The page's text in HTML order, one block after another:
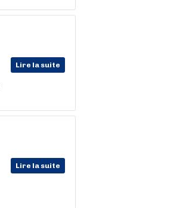
Lire la suite
Lire la suite